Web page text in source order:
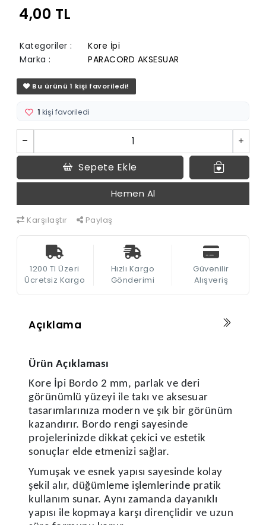
4,00 TL
Kategoriler :
Kore İpi
Marka : PARACORD AKSESUAR
Bu ürünü 1 kişi favoriledi!
1 kişi favoriledi
Sepete Ekle
Hemen Al
Karşılaştır Paylaş
1200 Tl Üzeri
Ücretsiz Kargo
Hızlı Kargo
Gönderimi
Güvenilir
Alışveriş
Açıklama
Ürün Açıklaması
Kore İpi Bordo 2 mm, parlak ve deri
görünümlü yüzeyi ile takı ve aksesuar
tasarımlarınıza modern ve şık bir görünüm
kazandırır. Bordo rengi sayesinde
projelerinizde dikkat çekici ve estetik
sonuçlar elde etmenizi sağlar.
Yumuşak ve esnek yapısı sayesinde kolay
şekil alır, düğümleme işlemlerinde pratik
kullanım sunar. Aynı zamanda dayanıklı
yapısı ile kopmaya karşı dirençlidir ve uzun